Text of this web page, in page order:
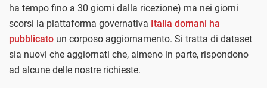
ha tempo fino a 30 giorni dalla ricezione) ma nei giorni
scorsi la piattaforma governativa Italia domani ha
pubblicato un corposo aggiornamento. Si tratta di dataset
sia nuovi che aggiornati che, almeno in parte, rispondono
ad alcune delle nostre richieste.